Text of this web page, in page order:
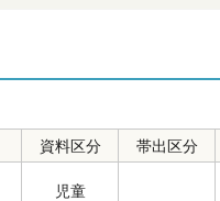
資料区分 帯出区分
児童